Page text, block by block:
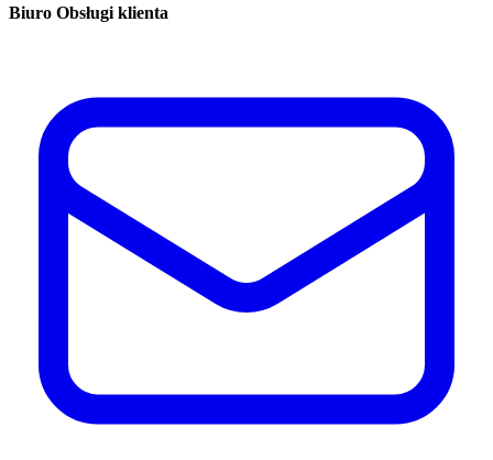
Biuro Obsługi klienta